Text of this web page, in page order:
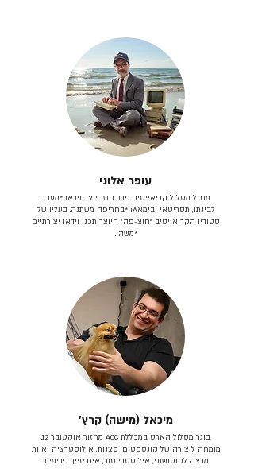
עופר אלוני
מנהל מסלול קריאייטיב פרודקשן. יוצר וידאו *מעבר
לבינתו, תסריטאי וב​ימאiA‎ *בחריפה משתנה. בעליו של
סטודיו הקריאייטיב ״חוצ-פה״ היוצר תכני וידאו יצירתיים
*משהו.
מיכאל (מישה) קרץ׳
בוגר מסלול הארט במכללת ACC מחזור אוקטובר 12.
מומחה ליצירה של קונספטים, סצנות, אילוסטרציה ואיור.
מרצה לפוטושופ, אילוסטרייטור, אינדיזיין, פרימייר